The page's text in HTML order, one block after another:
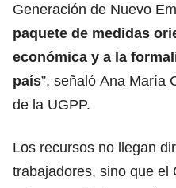
Generación de Nuevo
paquete de medidas
económica y a la
país”, señaló Ana María
de la UGPP.
Los recursos no llegan
trabajadores, sino que el